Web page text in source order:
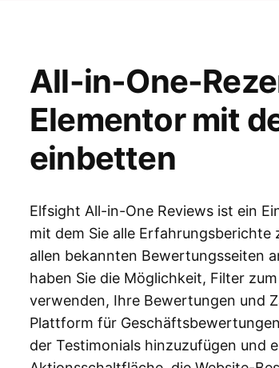
All-in-One-
Elementor mit
einbetten
Elfsight All-in-One Reviews ist ein
mit dem Sie alle
allen bekannten Bewertungsseiten
haben Sie die Möglichkeit, Filter
verwenden, Ihre Bewertungen und
Plattform für
der Testimonials hinzuzufügen und